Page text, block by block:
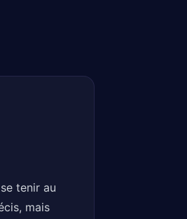
tenir au
mais